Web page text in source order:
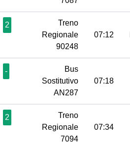
2
Treno
Regionale
90248
07:12
-
Bus
Sostitutivo
AN287
07:18
2
Treno
Regionale
7094
07:34